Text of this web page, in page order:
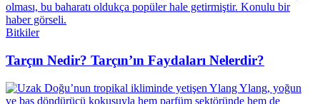
Bitkiler
Tarçın Nedir? Tarçın’ın Faydaları Nelerdir?